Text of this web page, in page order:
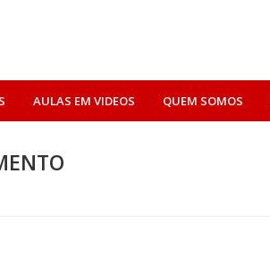
AULAS EM VIDEOS QUEM SOMOS